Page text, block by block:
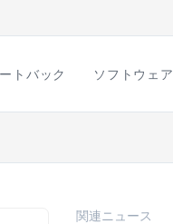
トバック ソフトウェア
関連ニュース